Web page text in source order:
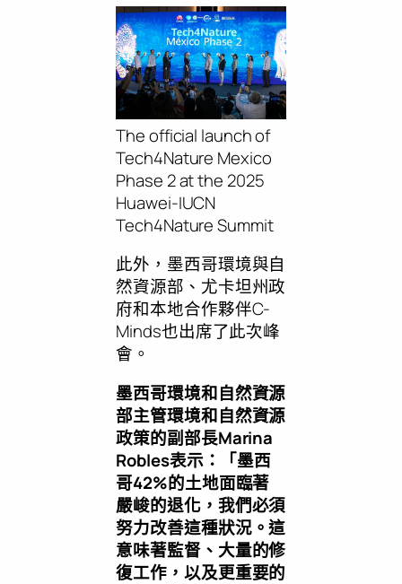
The official launch of
Tech4Nature Mexico
Phase 2 at the 2025
Huawei-IUCN
Tech4Nature Summit
此外，墨西哥環境與自
然資源部、尤卡坦州政
府和本地合作夥伴C-
Minds也出席了此次峰
會。
墨西哥環境和自然資源
部主管環境和自然資源
政策的副部長Marina
Robles表示： 「墨西
哥42%的土地面臨著
嚴峻的退化，我們必須
努力改善這種狀況。這
意味著監督、大量的修
復工作，以及更重要的